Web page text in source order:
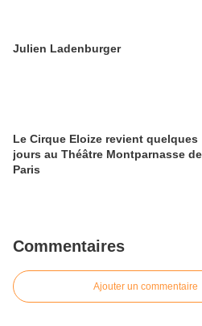
Julien Ladenburger
Le Cirque Eloize revient quelques
jours au Théâtre Montparnasse de
Paris
Commentaires
Ajouter un commentaire